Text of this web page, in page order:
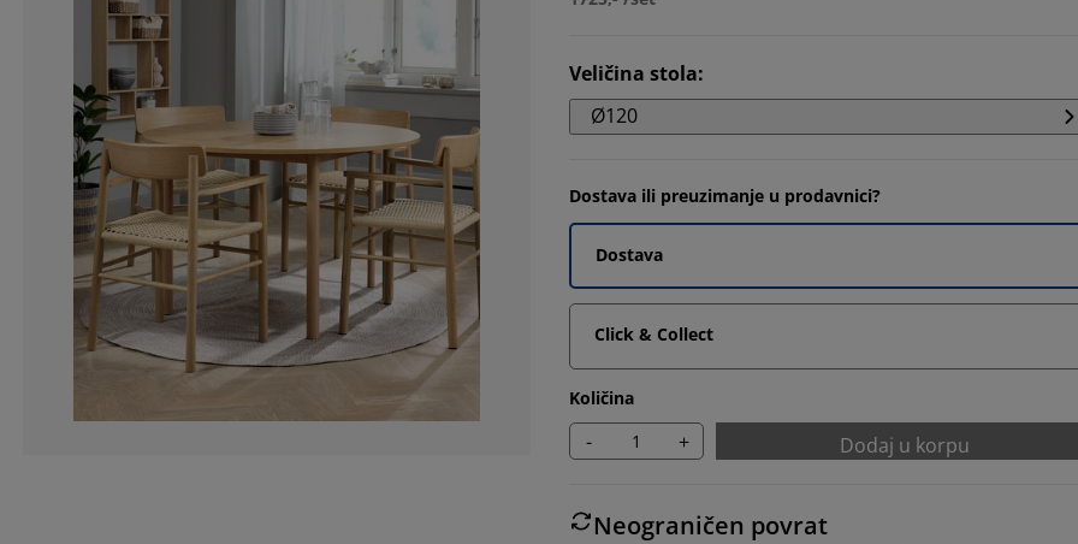
Veličina stola:
Ø120
Dostava ili preuzimanje u prodavnici?
Dostava
Click & Collect
Količina
- + Dodaj u korpu
Neograničen povrat